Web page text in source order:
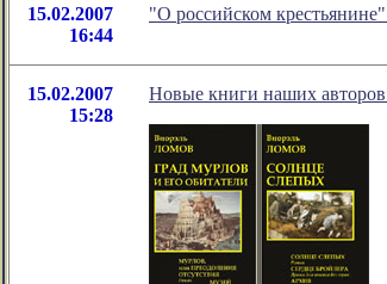
15.02.2007
16:44
"О российском
15.02.2007
15:28
Новые книги наших